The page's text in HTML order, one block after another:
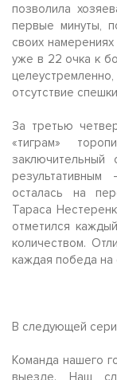
позволила
первые минуты,
своих
уже в 22 очка к
отсутствие
За третью
«тиграм»
заключительный
осталась на
Тараса
отметился
количеством.
каждая победа на
В следующей
Команда нашего
выезде. Наш